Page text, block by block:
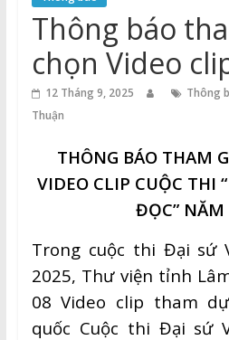
Thuận
Cổng
Vào
Tri
Thức
Thông báo
chọn Video
Đại sứ văn hoá
2025
12 Tháng 9, 2025 Thông
Thuận
THÔNG BÁO THAM
VIDEO CLIP CUỘC THI
ĐỌC”
Trong cuộc thi Đại sứ
2025, Thư viện tỉnh
08 Video clip tham
quốc Cuộc thi Đại sứ